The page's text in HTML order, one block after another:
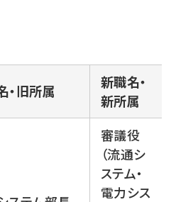
・旧所属
新職名・
新所属
審議役
（流通シ
ステム・
電力シス